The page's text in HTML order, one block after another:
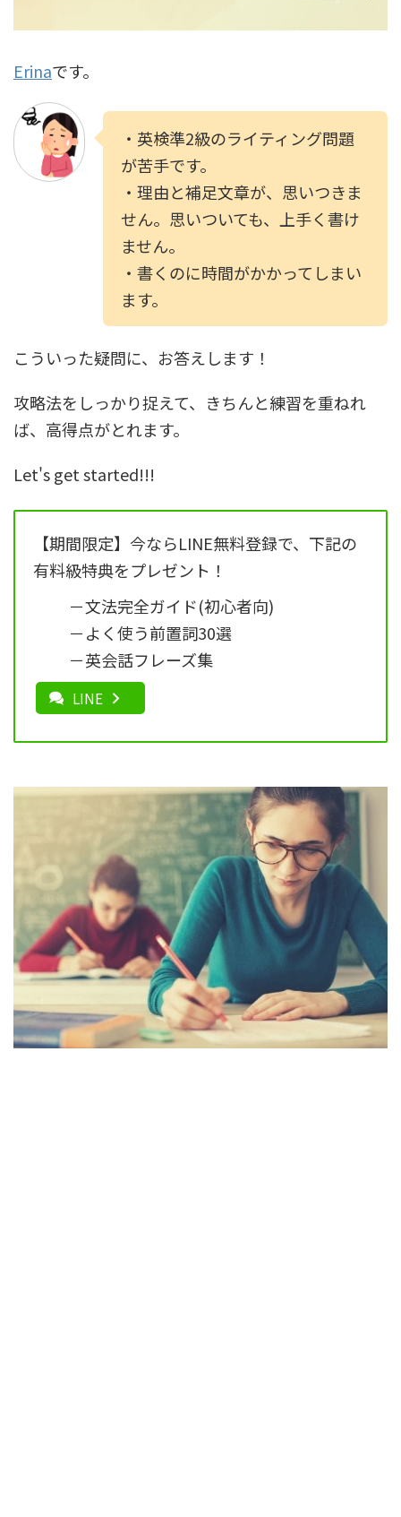
Erinaです。
・英検準2級のライティング問題
が苦手です。
・理由と補足文章が、思いつきま
せん。思いついても、上手く書け
ません。
・書くのに時間がかかってしまい
ます。
こういった疑問に、お答えします！
攻略法をしっかり捉えて、きちんと練習を重ねれ
ば、高得点がとれます。
Let's get started!!!
【期間限定】今ならLINE無料登録で、下記の
有料級特典をプレゼント！
－文法完全ガイド(初心者向)
－よく使う前置詞30選
－英会話フレーズ集
LINE